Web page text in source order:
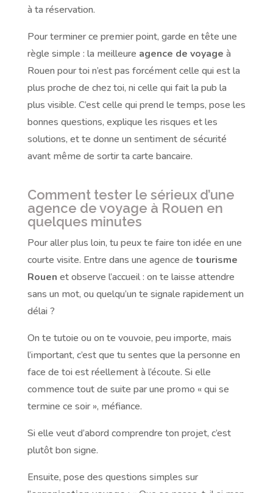
à ta réservation.
Pour terminer ce premier point, garde en tête une
règle simple : la meilleure agence de voyage à
Rouen pour toi n’est pas forcément celle qui est la
plus proche de chez toi, ni celle qui fait la pub la
plus visible. C’est celle qui prend le temps, pose les
bonnes questions, explique les risques et les
solutions, et te donne un sentiment de sécurité
avant même de sortir ta carte bancaire.
Comment tester le sérieux d’une
agence de voyage à Rouen en
quelques minutes
Pour aller plus loin, tu peux te faire ton idée en une
courte visite. Entre dans une agence de tourisme
Rouen et observe l’accueil : on te laisse attendre
sans un mot, ou quelqu’un te signale rapidement un
délai ?
On te tutoie ou on te vouvoie, peu importe, mais
l’important, c’est que tu sentes que la personne en
face de toi est réellement à l’écoute. Si elle
commence tout de suite par une promo « qui se
termine ce soir », méfiance.
Si elle veut d’abord comprendre ton projet, c’est
plutôt bon signe.
Ensuite, pose des questions simples sur